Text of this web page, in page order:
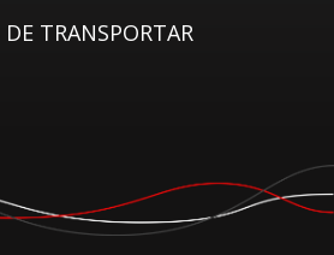
DE TRANSPORTAR